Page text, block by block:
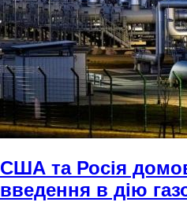
США та Росія
введення в дію